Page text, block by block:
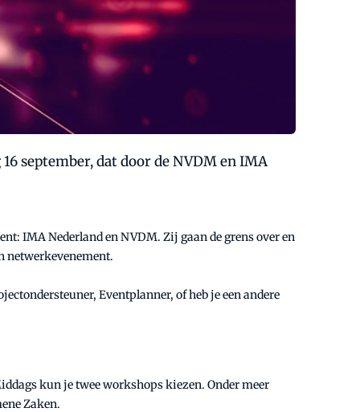
september, dat door de NVDM en IMA
IMA Nederland en NVDM. Zij gaan de grens over en
netwerkevenement.
Eventplanner, of heb je een andere
kun je twee workshops kiezen. Onder meer
Zaken.